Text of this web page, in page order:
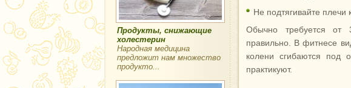
Продукты, снижающие
холестерин
Народная медицина
предложит нам множество
продукто...
Не подтягивайте плечи
Обычно требуется от
правильно. В фитнесе
колени сгибаются под
практикуют.